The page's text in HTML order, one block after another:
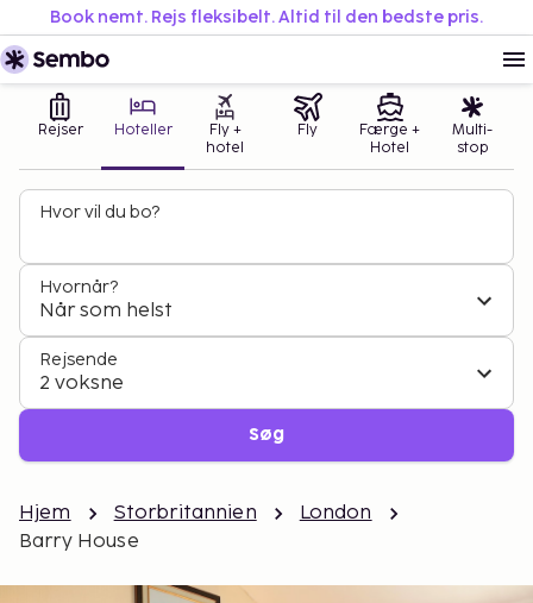
Book nemt. Rejs fleksibelt. Altid til den bedste pris.
Rejser Hoteller
Fly +
hotel
Fly
Færge +
Hotel
Multi-
stop
Hvor vil du bo?
Hvornår?
Når som helst
Rejsende
2 voksne
Søg
Hjem Storbritannien
London
Barry House